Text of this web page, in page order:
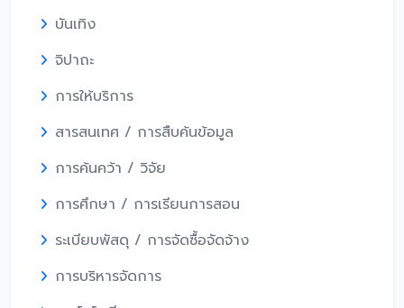
บันเทิง
จิปาถะ
การให้บริการ
สารสนเทศ / การสืบค้นข้อมูล
การค้นคว้า / วิจัย
การศึกษา / การเรียนการสอน
ระเบียบพัสดุ / การจัดซื้อจัดจ้าง
การบริหารจัดการ